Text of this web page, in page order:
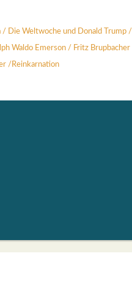
/ Die Welt­wo­che und Donald Trump /
Wal­do Emer­son / Fritz Brup­ba­cher
/ Reinkar­na­ti­on